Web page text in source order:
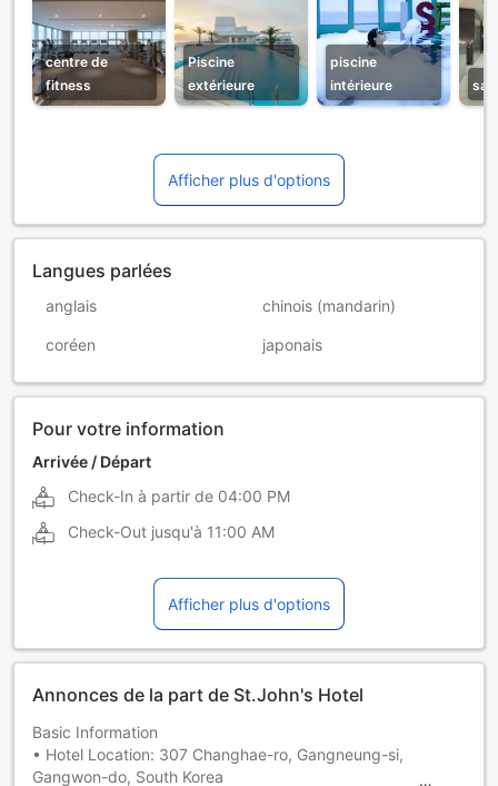
centre de
fitness
Piscine
extérieure
piscine
intérieure
Afficher plus d'options
Langues parlées
anglais chinois (mandarin)
coréen japonais
Pour votre information
Arrivée / Départ
Check-In à partir de 04:00 PM
Check-Out jusqu'à 11:00 AM
Afficher plus d'options
Annonces de la part de St.John's Hotel
Basic Information
• Hotel Location: 307 Changhae-ro, Gangneung-si,
Gangwon-do, South Korea